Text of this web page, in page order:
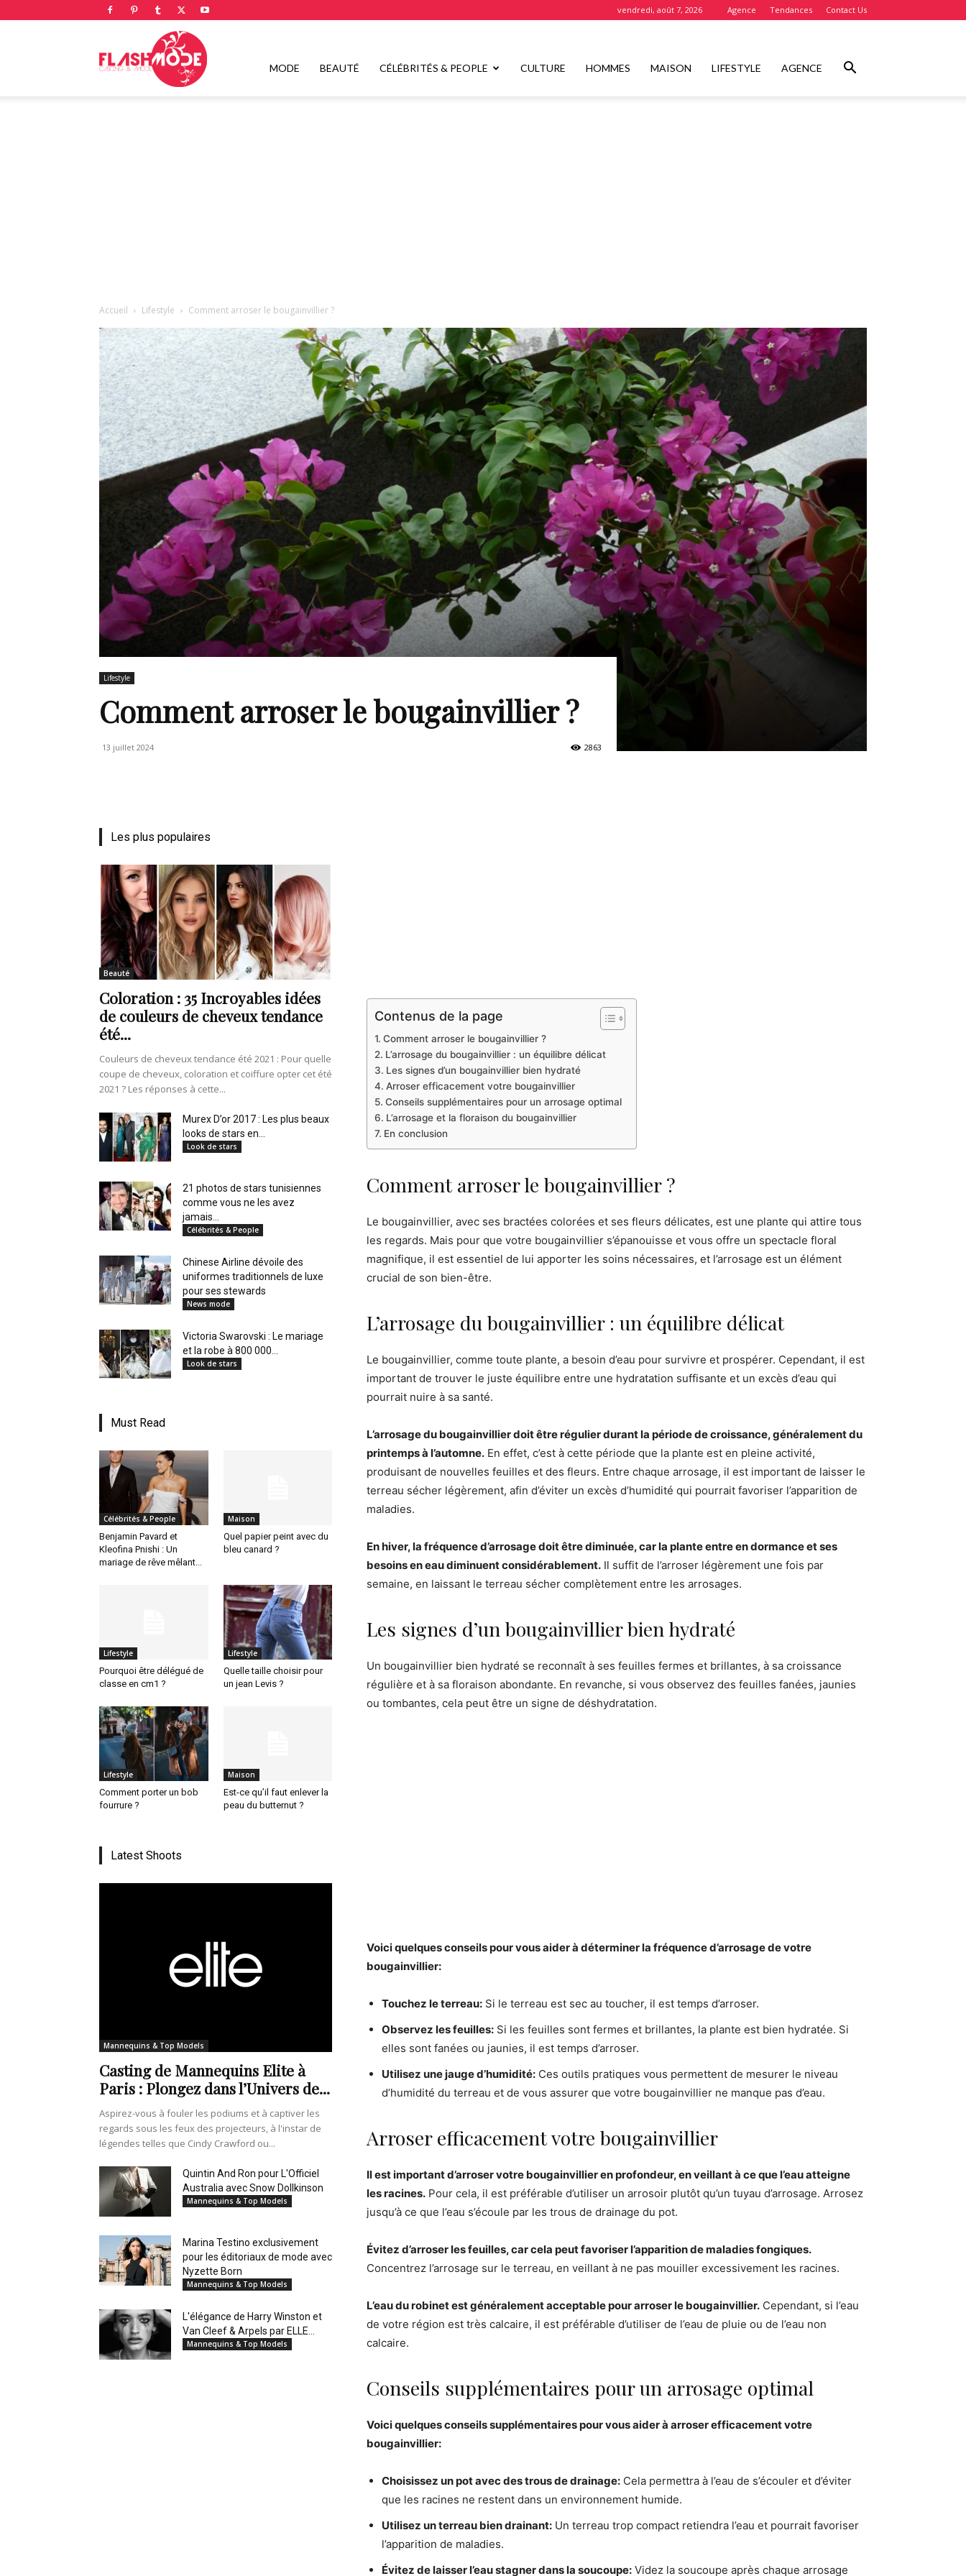
vendredi, août 7, 2026 Agence Tendances Contact Us
Flashmode
de
mode
et
style
un
en
et
au
Maghreb
MODE BEAUTÉ CÉLÉBRITÉS & PEOPLE CULTURE HOMMES MAISON LIFESTYLE AGENCE
Accueil Lifestyle Comment arroser le bougainvillier ?
Lifestyle
Comment arroser le bougainvillier ?
13 juillet 2024 2863
Contenus de la page
Comment arroser le bougainvillier ?
L’arrosage du bougainvillier : un équilibre délicat
Les signes d’un bougainvillier bien hydraté
Arroser efficacement votre bougainvillier
Conseils supplémentaires pour un arrosage optimal
L’arrosage et la floraison du bougainvillier
En conclusion
Comment arroser le bougainvillier ?
Le bougainvillier, avec ses bractées colorées et ses fleurs délicates, est une plante qui attire tous
les regards. Mais pour que votre bougainvillier s’épanouisse et vous offre un spectacle floral
magnifique, il est essentiel de lui apporter les soins nécessaires, et l’arrosage est un élément
crucial de son bien-être.
L’arrosage du bougainvillier : un équilibre délicat
Le bougainvillier, comme toute plante, a besoin d’eau pour survivre et prospérer. Cependant, il est
important de trouver le juste équilibre entre une hydratation suffisante et un excès d’eau qui
pourrait nuire à sa santé.
L’arrosage du bougainvillier doit être régulier durant la période de croissance, généralement du
printemps à l’automne. En effet, c’est à cette période que la plante est en pleine activité,
produisant de nouvelles feuilles et des fleurs. Entre chaque arrosage, il est important de laisser le
terreau sécher légèrement, afin d’éviter un excès d’humidité qui pourrait favoriser l’apparition de
maladies.
En hiver, la fréquence d’arrosage doit être diminuée, car la plante entre en dormance et ses
besoins en eau diminuent considérablement. Il suffit de l’arroser légèrement une fois par
semaine, en laissant le terreau sécher complètement entre les arrosages.
Les signes d’un bougainvillier bien hydraté
Un bougainvillier bien hydraté se reconnaît à ses feuilles fermes et brillantes, à sa croissance
régulière et à sa floraison abondante. En revanche, si vous observez des feuilles fanées, jaunies
ou tombantes, cela peut être un signe de déshydratation.
Voici quelques conseils pour vous aider à déterminer la fréquence d’arrosage de votre
bougainvillier:
Touchez le terreau: Si le terreau est sec au toucher, il est temps d’arroser.
Observez les feuilles: Si les feuilles sont fermes et brillantes, la plante est bien hydratée. Si
elles sont fanées ou jaunies, il est temps d’arroser.
Utilisez une jauge d’humidité: Ces outils pratiques vous permettent de mesurer le niveau
d’humidité du terreau et de vous assurer que votre bougainvillier ne manque pas d’eau.
Arroser efficacement votre bougainvillier
Il est important d’arroser votre bougainvillier en profondeur, en veillant à ce que l’eau atteigne
les racines. Pour cela, il est préférable d’utiliser un arrosoir plutôt qu’un tuyau d’arrosage. Arrosez
jusqu’à ce que l’eau s’écoule par les trous de drainage du pot.
Évitez d’arroser les feuilles, car cela peut favoriser l’apparition de maladies fongiques.
Concentrez l’arrosage sur le terreau, en veillant à ne pas mouiller excessivement les racines.
L’eau du robinet est généralement acceptable pour arroser le bougainvillier. Cependant, si l’eau
de votre région est très calcaire, il est préférable d’utiliser de l’eau de pluie ou de l’eau non
calcaire.
Conseils supplémentaires pour un arrosage optimal
Voici quelques conseils supplémentaires pour vous aider à arroser efficacement votre
bougainvillier:
Choisissez un pot avec des trous de drainage: Cela permettra à l’eau de s’écouler et d’éviter
que les racines ne restent dans un environnement humide.
Utilisez un terreau bien drainant: Un terreau trop compact retiendra l’eau et pourrait favoriser
l’apparition de maladies.
Évitez de laisser l’eau stagner dans la soucoupe: Videz la soucoupe après chaque arrosage
Les plus populaires
Beauté
Coloration : 35 Incroyables idées
de couleurs de cheveux tendance
été...
Couleurs de cheveux tendance été 2021 : Pour quelle
coupe de cheveux, coloration et coiffure opter cet été
2021 ? Les réponses à cette...
Murex D’or 2017 : Les plus beaux
looks de stars en...
Look de stars
21 photos de stars tunisiennes
comme vous ne les avez
jamais...
Célébrités & People
Chinese Airline dévoile des
uniformes traditionnels de luxe
pour ses stewards
News mode
Victoria Swarovski : Le mariage
et la robe à 800 000...
Look de stars
Must Read
Célébrités & People
Benjamin Pavard et
Kleofina Pnishi : Un
mariage de rêve mêlant...
Maison
Quel papier peint avec du
bleu canard ?
Lifestyle
Pourquoi être délégué de
classe en cm1 ?
Lifestyle
Quelle taille choisir pour
un jean Levis ?
Lifestyle
Comment porter un bob
fourrure ?
Maison
Est-ce qu’il faut enlever la
peau du butternut ?
Latest Shoots
Mannequins & Top Models
Casting de Mannequins Elite à
Paris : Plongez dans l’Univers de...
Aspirez-vous à fouler les podiums et à captiver les
regards sous les feux des projecteurs, à l'instar de
légendes telles que Cindy Crawford ou...
Quintin And Ron pour L'Officiel
Australia avec Snow Dollkinson
Mannequins & Top Models
Marina Testino exclusivement
pour les éditoriaux de mode avec
Nyzette Born
Mannequins & Top Models
L'élégance de Harry Winston et
Van Cleef & Arpels par ELLE...
Mannequins & Top Models